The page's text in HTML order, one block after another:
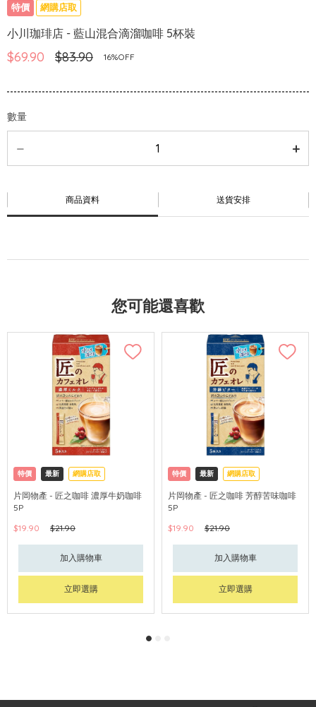
特價 網購店取
小川珈琲店 - 藍山混合滴溜咖啡 5杯裝
$69.90 $83.90 16%OFF
數量
商品資料 送貨安排
您可能還喜歡
特價 最新 網購店取
片岡物產 - 匠之咖啡 濃厚牛奶咖啡
5P
$19.90
$21.90
加入購物車
立即選購
特價 最新 網購店取
片岡物產 - 匠之咖啡 芳醇苦味咖啡
5P
$19.90
$21.90
加入購物車
立即選購